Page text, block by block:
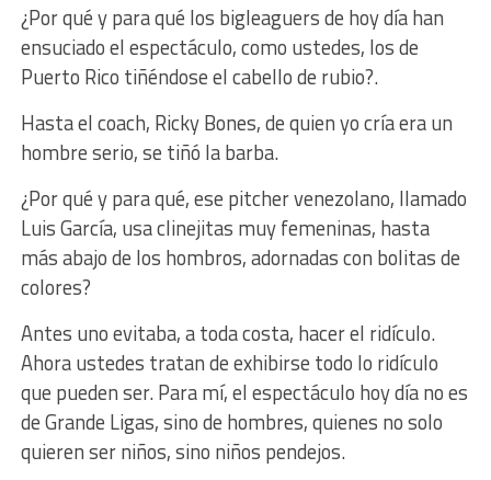
¿Por qué y para qué los bigleaguers de hoy día han
ensuciado el espectáculo, como ustedes, los de
Puerto Rico tiñéndose el cabello de rubio?.
Hasta el coach, Ricky Bones, de quien yo cría era un
hombre serio, se tiñó la barba.
¿Por qué y para qué, ese pitcher venezolano, llamado
Luis García, usa clinejitas muy femeninas, hasta
más abajo de los hombros, adornadas con bolitas de
colores?
Antes uno evitaba, a toda costa, hacer el ridículo.
Ahora ustedes tratan de exhibirse todo lo ridículo
que pueden ser. Para mí, el espectáculo hoy día no es
de Grande Ligas, sino de hombres, quienes no solo
quieren ser niños, sino niños pendejos.